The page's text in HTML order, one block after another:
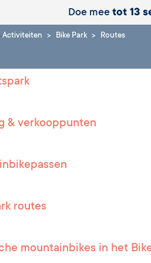
Doe mee tot 13
Activiteiten Bike Park Routes
& verkooppunten
routes
mountainbikes in het